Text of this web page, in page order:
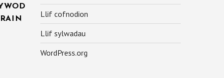
Llif cofnodion
Llif sylwadau
WordPress.org